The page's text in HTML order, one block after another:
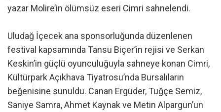
yazar Molire’in ölümsüz eseri Cimri sahnelendi.
Uludağ İçecek ana sponsorluğunda düzenlenen
festival kapsamında Tansu Biçer’in rejisi ve Serkan
Keskin’in güçlü oyunculuğuyla sahneye konan Cimri,
Kültürpark Açıkhava Tiyatrosu’nda Bursalıların
beğenisine sunuldu. Canan Ergüder, Tuğçe Semiz,
Saniye Samra, Ahmet Kaynak ve Metin Alpargun’un